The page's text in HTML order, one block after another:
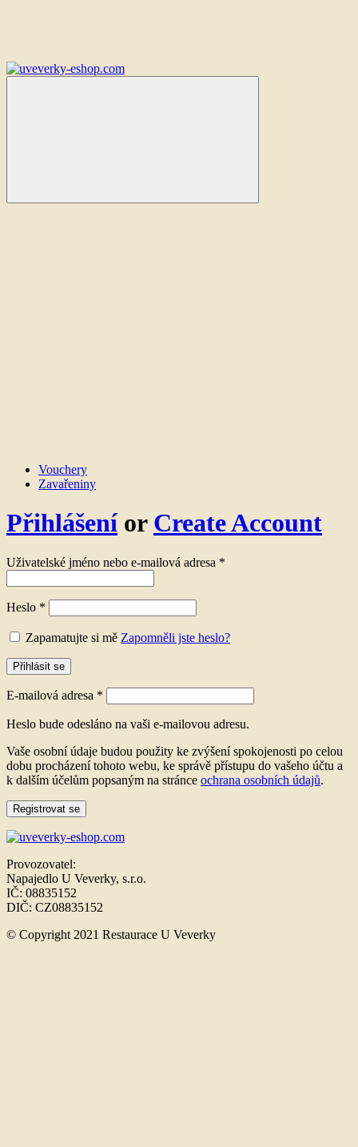
Vouchery
Zavařeniny
Přihlášení or Create Account
Uživatelské jméno nebo e-mailová adresa *
Heslo *
Zapamatujte si mě Zapomněli jste heslo?
Přihlásit se
E-mailová adresa *
Heslo bude odesláno na vaši e-mailovou adresu.
Vaše osobní údaje budou použity ke zvýšení spokojenosti po celou
dobu procházení tohoto webu, ke správě přístupu do vašeho účtu a
k dalším účelům popsaným na stránce ochrana osobních údajů.
Registrovat se
Provozovatel:
Napajedlo U Veverky, s.r.o.
IČ: 08835152
DIČ: CZ08835152
© Copyright 2021 Restaurace U Veverky